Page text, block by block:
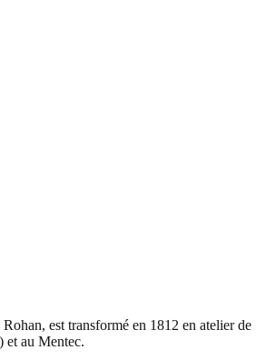
est transformé en 1812 en atelier de
et au Mentec.